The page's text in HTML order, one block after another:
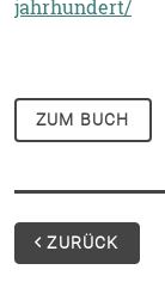
jahrhundert/
ZUM BUCH
ZURÜCK